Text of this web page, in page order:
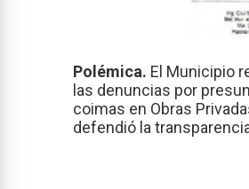
Polémica. El Municipio
las denuncias por
coimas en Obras
defendió la